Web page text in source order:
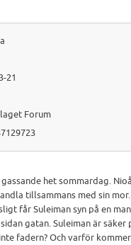
21
Forum
het sommardag.
tillsammans med sin
får Suleiman syn på en
gatan. Suleiman är säker
fadern? Och varför